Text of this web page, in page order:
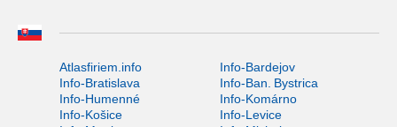
Atlasfiriem.info
Info-Bardejov
Info-Bratislava
Info-Ban. Bystrica
Info-Humenné
Info-Komárno
Info-Košice
Info-Levice